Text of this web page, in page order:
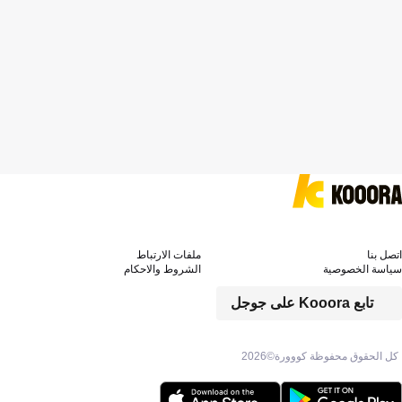
كل الحقوق محفوظة كووورة©2026
تابع Kooora على جوجل
اتصل بنا
ملفات الارتباط
سياسة الخصوصية
الشروط والاحكام